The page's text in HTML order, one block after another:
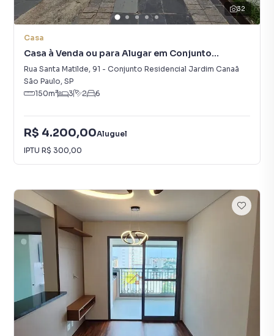
32
Casa
Casa à Venda ou para Alugar em Conjunto
Residencial Jardim Canaã
Rua Santa Matilde, 91 - Conjunto Residencial Jardim Canaã
São Paulo, SP
150m² 3 2 6
R$ 4.200,00Aluguel
IPTU R$ 300,00